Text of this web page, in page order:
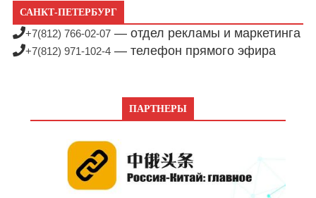
САНКТ-ПЕТЕРБУРГ
+7(812) 766-02-07 — отдел рекламы и маркетинга
+7(812) 971-102-4 — телефон прямого эфира
ПАРТНЕРЫ